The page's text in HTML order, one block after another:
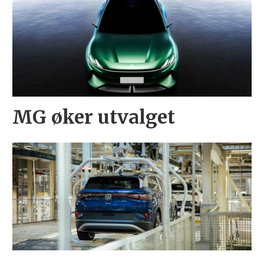
MG øker utvalget